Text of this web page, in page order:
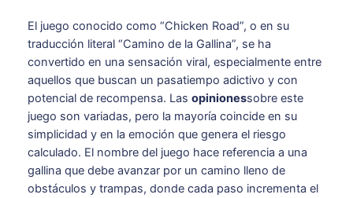
El juego conocido como “Chicken Road”, o en su
traducción literal “Camino de la Gallina”, se ha
convertido en una sensación viral, especialmente entre
aquellos que buscan un pasatiempo adictivo y con
potencial de recompensa. Las opinionessobre este
juego son variadas, pero la mayoría coincide en su
simplicidad y en la emoción que genera el riesgo
calculado. El nombre del juego hace referencia a una
gallina que debe avanzar por un camino lleno de
obstáculos y trampas, donde cada paso incrementa el